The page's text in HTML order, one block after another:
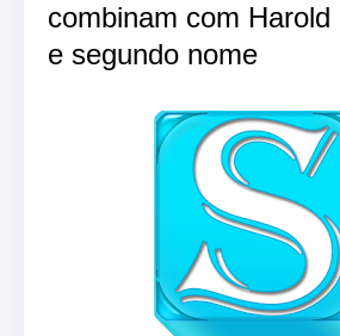
combinam com Harold
e segundo nome